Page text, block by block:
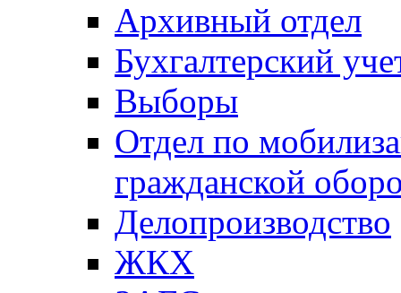
Архивный отдел
Бухгалтерский
Выборы
Отдел по
гражданской
Делопроизводство
ЖКХ